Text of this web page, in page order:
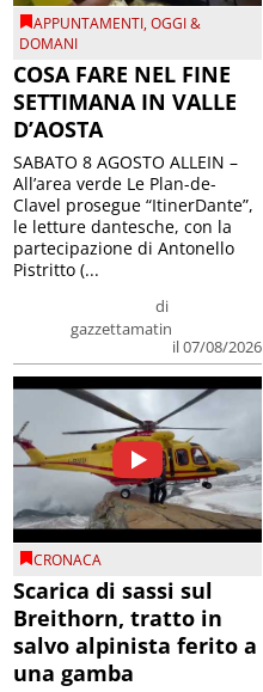
APPUNTAMENTI,OGGI &
DOMANI
COSA FARE NEL FINE
SETTIMANA IN VALLE
D’AOSTA
di
gazzettamatin
il 07/08/2026
SABATO 8 AGOSTO ALLEIN –
All’area verde Le Plan-de-
Clavel prosegue “ItinerDante”,
le letture dantesche, con la
partecipazione di Antonello
Pistritto (...
CRONACA
Scarica di sassi sul
Breithorn, tratto in
salvo alpinista ferito a
una gamba